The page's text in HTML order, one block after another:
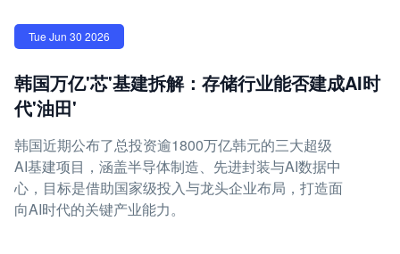
Tue Jun 30 2026
韩国万亿'芯'基建拆解：存储行业能否建成AI时
代'油田'
韩国近期公布了总投资逾1800万亿韩元的三大超级
AI基建项目，涵盖半导体制造、先进封装与AI数据中
心，目标是借助国家级投入与龙头企业布局，打造面
向AI时代的关键产业能力。